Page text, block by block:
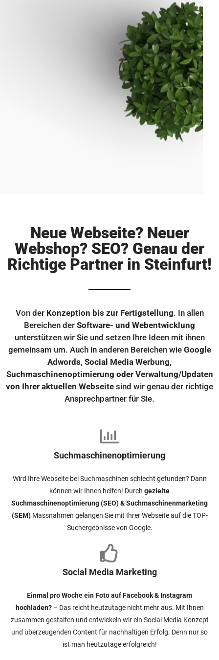
Neue Webseite? Neuer
Webshop? SEO? Genau der
Richtige Partner in Steinfurt!
Von der Konzeption bis zur Fertigstellung. In allen
Bereichen der Software- und Webentwicklung
unterstützen wir Sie und setzen Ihre Ideen mit ihnen
gemeinsam um. Auch in anderen Bereichen wie Google
Adwords, Social Media Werbung,
Suchmaschinenoptimierung oder Verwaltung/Updaten
von Ihrer aktuellen Webseite sind wir genau der richtige
Ansprechpartner für Sie.
Suchmaschinenoptimierung
Wird Ihre Webseite bei Suchmaschinen schlecht gefunden? Dann
können wir Ihnen helfen! Durch gezielte
Suchmaschinenoptimierung (SEO) & Suchmaschinenmarketing
(SEM) Massnahmen gelangen Sie mit Ihrer Webseite auf die TOP-
Suchergebnisse von Google.
Social Media Marketing
Einmal pro Woche ein Foto auf Facebook & Instagram
hochladen?– Das reicht heutzutage nicht mehr aus. Mit Ihnen
zusammen gestalten und entwickeln wir ein Social Media Konzept
und überzeugenden Content für nachhaltigen Erfolg. Denn nur so
ist man heutzutage erfolgreich!